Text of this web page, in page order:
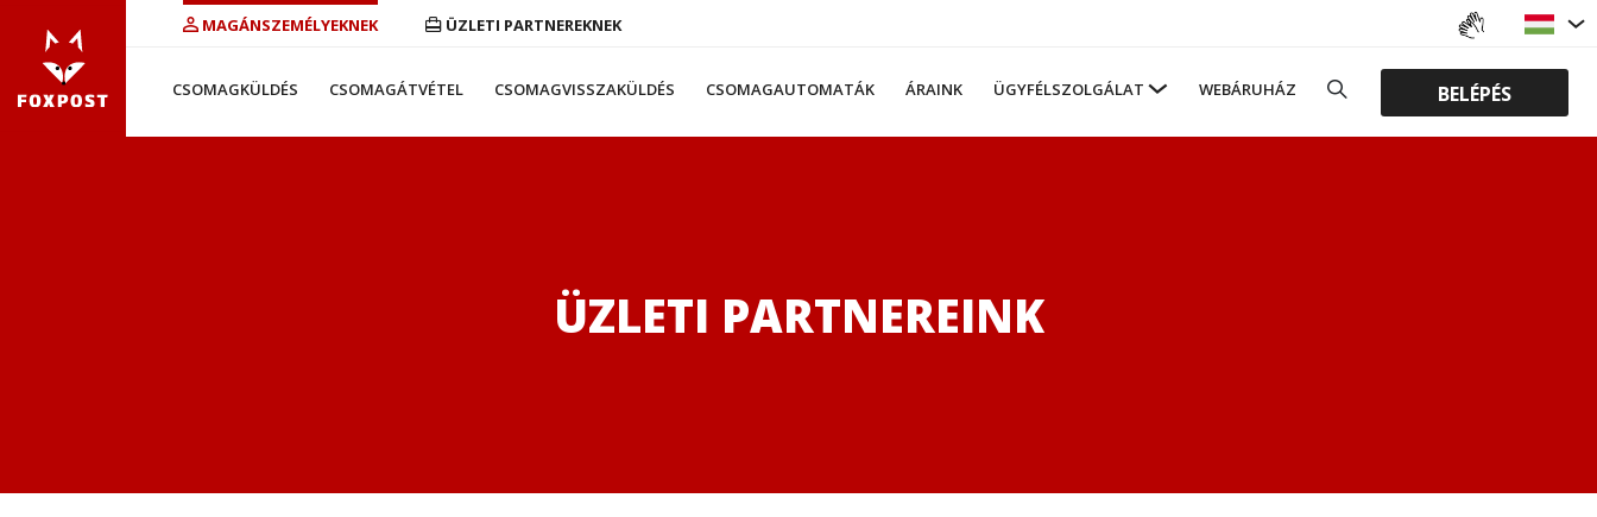
MAGÁNSZEMÉLYEKNEK ÜZLETI PARTNEREKNEK
CSOMAGKÜLDÉS CSOMAGÁTVÉTEL CSOMAGVISSZAKÜLDÉS CSOMAGAUTOMATÁK ÁRAINK ÜGYFÉLSZOLGÁLAT WEBÁRUHÁZ BELÉPÉS
ÜZLETI PARTNEREINK